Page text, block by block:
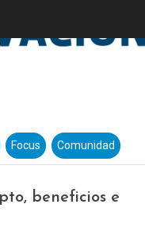
Focus Comunidad
beneficios e